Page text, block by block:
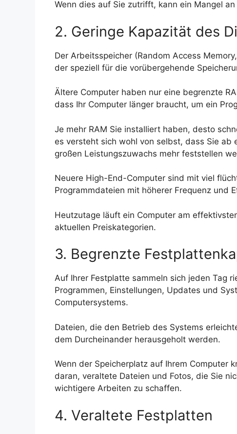
Wenn dies auf Sie zutrifft, kann ein Mangel
2. Geringe Kapazität des
Der Arbeitsspeicher (Random Access
der speziell für die vorübergehende
Ältere Computer haben nur eine begrenzte
dass Ihr Computer länger braucht, um ein
Je mehr RAM Sie installiert haben, desto
es versteht sich wohl von selbst, dass Sie ab
großen Leistungszuwachs mehr feststellen
Neuere High-End-Computer sind mit viel
Programmdateien mit höherer Frequenz und
Heutzutage läuft ein Computer am
aktuellen Preiskategorien.
3. Begrenzte
Auf Ihrer Festplatte sammeln sich jeden Tag
Programmen, Einstellungen, Updates und
Computersystems.
Dateien, die den Betrieb des Systems
dem Durcheinander herausgeholt werden.
Wenn der Speicherplatz auf Ihrem Computer
daran, veraltete Dateien und Fotos, die Sie
wichtigere Arbeiten zu schaffen.
4. Veraltete Festplatten